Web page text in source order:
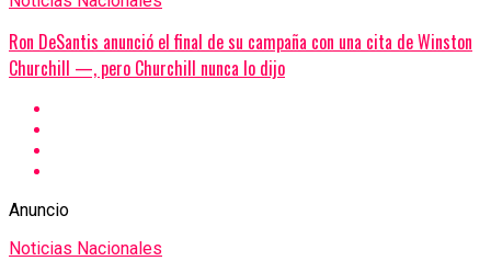
Ron DeSantis anunció el final de su campaña con una cita de Winston
Churchill —, pero Churchill nunca lo dijo
Anuncio
Noticias Nacionales